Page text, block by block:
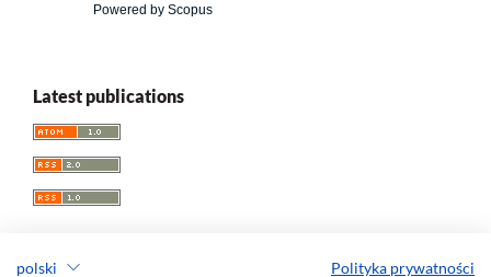
polski Polityka prywatności
Powered by Scopus
Latest publications